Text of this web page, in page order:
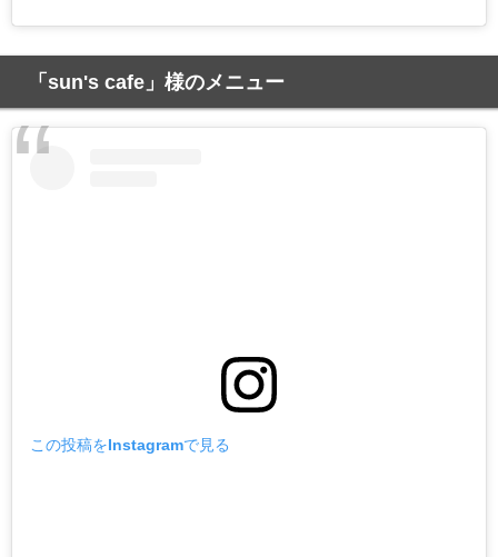
「sun's cafe」様のメニュー
この投稿をInstagramで見る